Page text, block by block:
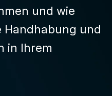
und wie
und
in Ihrem